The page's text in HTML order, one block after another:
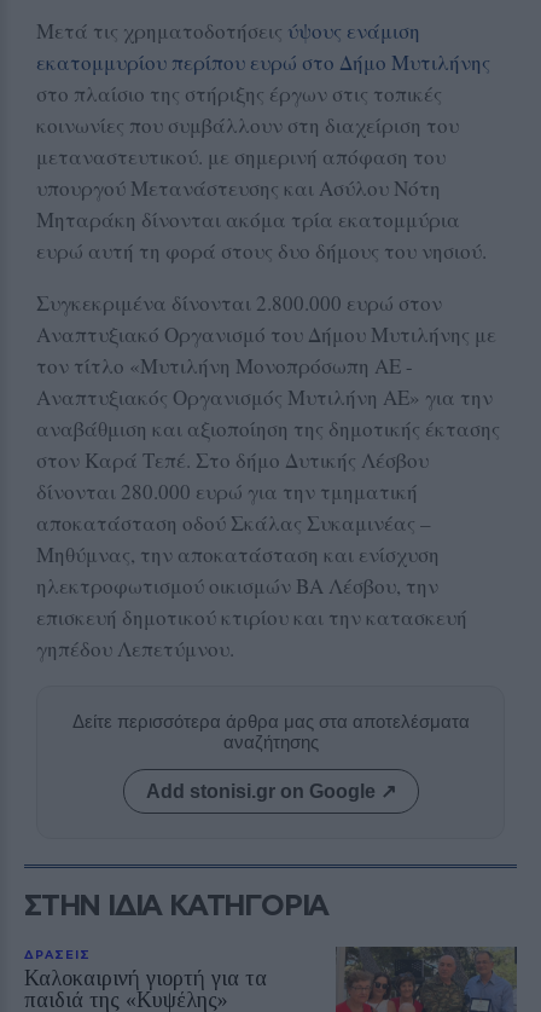
Μετά τις χρηματοδοτήσεις ύψους ενάμιση
εκατομμυρίου περίπου ευρώ στο Δήμο Μυτιλήνης
στο πλαίσιο της στήριξης έργων στις τοπικές
κοινωνίες που συμβάλλουν στη διαχείριση του
μεταναστευτικού. με σημερινή απόφαση του
υπουργού Μετανάστευσης και Ασύλου Νότη
Μηταράκη δίνονται ακόμα τρία εκατομμύρια
ευρώ αυτή τη φορά στους δυο δήμους του νησιού.
Συγκεκριμένα δίνονται 2.800.000 ευρώ στον
Αναπτυξιακό Οργανισμό του Δήμου Μυτιλήνης με
τον τίτλο «Μυτιλήνη Μονοπρόσωπη ΑΕ -
Αναπτυξιακός Οργανισμός Μυτιλήνη ΑΕ» για την
αναβάθμιση και αξιοποίηση της δημοτικής έκτασης
στον Καρά Τεπέ. Στο δήμο Δυτικής Λέσβου
δίνονται 280.000 ευρώ για την τμηματική
αποκατάσταση οδού Σκάλας Συκαμινέας –
Μηθύμνας, την αποκατάσταση και ενίσχυση
ηλεκτροφωτισμού οικισμών ΒΑ Λέσβου, την
επισκευή δημοτικού κτιρίου και την κατασκευή
γηπέδου Λεπετύμνου.
Δείτε περισσότερα άρθρα μας στα αποτελέσματα
αναζήτησης
Add stonisi.gr on Google ↗
ΣΤΗΝ ΙΔΙΑ ΚΑΤΗΓΟΡΙΑ
ΔΡΑΣΕΙΣ
Καλοκαιρινή γιορτή για τα
παιδιά της «Κυψέλης»